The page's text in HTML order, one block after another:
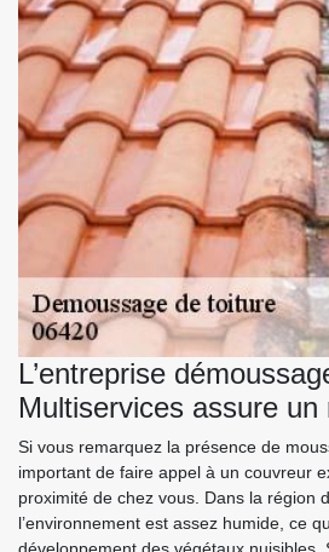
L’entreprise
Multiservices assure un
Si vous remarquez la présence de
important de faire appel à un couvreur
proximité de chez vous. Dans la région
l’environnement est assez humide, ce